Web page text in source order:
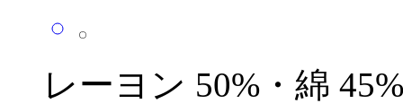
レーヨン 50%・綿